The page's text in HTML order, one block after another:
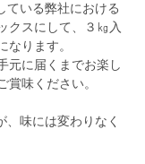
いる弊社における
クスにして、３㎏入
なります。
元に届くまでお楽し
味ください。
味には変わりなく